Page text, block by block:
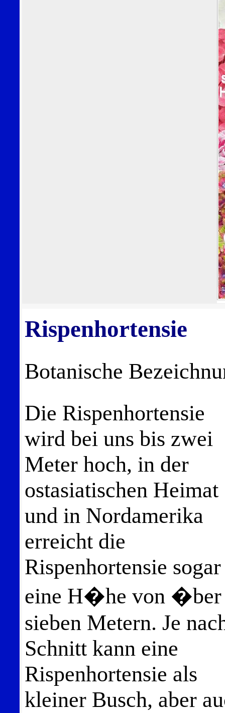
Rispenhortensie
Botanische
Die Rispenhortensie
wird bei uns bis zwei
Meter hoch, in der
ostasiatischen Heimat
und in Nordamerika
erreicht die
Rispenhortensie sogar
eine H�he von �ber
sieben Metern. Je
Schnitt kann eine
Rispenhortensie als
kleiner Busch, aber